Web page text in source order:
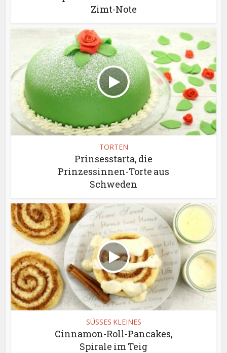
Zimt-Note
TORTEN
Prinsesstarta, die
Prinzessinnen-Torte aus
Schweden
SÜSSES KLEINES
Cinnamon-Roll-Pancakes,
Spirale im Teig